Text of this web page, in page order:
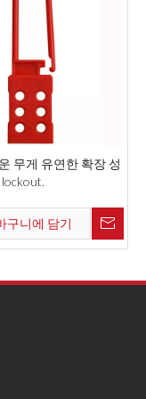
무게 유연한 확장 성
구니에 담기